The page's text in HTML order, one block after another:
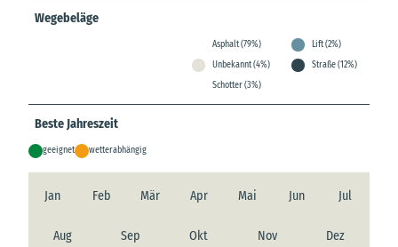
Wegebeläge
Asphalt (79%)
Lift (2%)
Unbekannt (4%)
Straße (12%)
Schotter (3%)
Beste Jahreszeit
geeignet wetterabhängig
Jan Feb Mär Apr Mai Jun Jul
Aug Sep Okt Nov Dez